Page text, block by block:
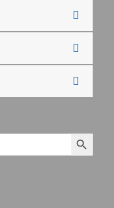
Search Button